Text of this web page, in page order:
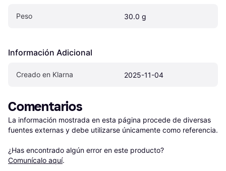
Peso 30.0 g
Información Adicional
Creado en Klarna 2025-11-04
Comentarios
La información mostrada en esta página procede de diversas
fuentes externas y debe utilizarse únicamente como referencia.
¿Has encontrado algún error en este producto?
Comunícalo aquí.